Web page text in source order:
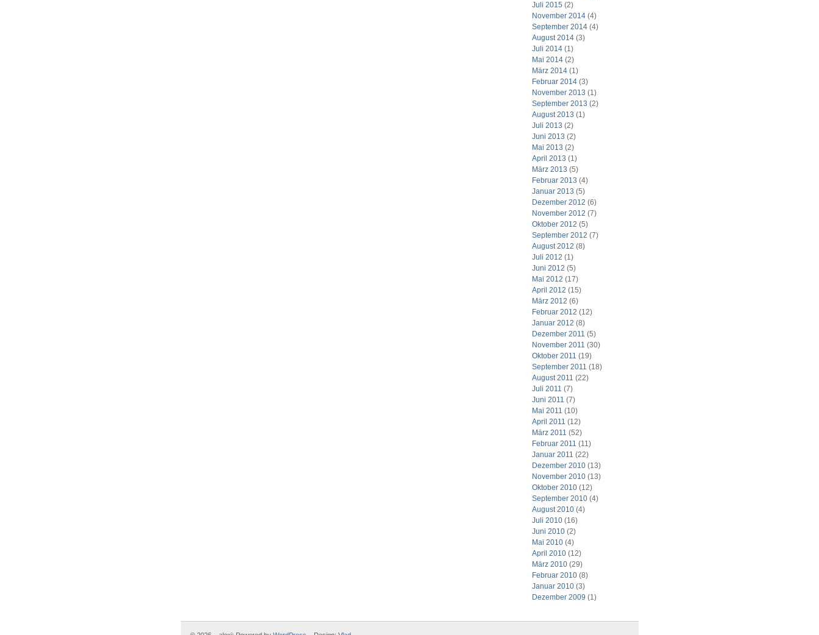
Juli 2015 (2)
November 2014(4)
September 2014(4)
August 2014(3)
Juli 2014(1)
Mai 2014(2)
März 2014(1)
Februar 2014(3)
November 2013 (1)
September 2013 (2)
August 2013 (1)
Juli 2013 (2)
Juni 2013 (2)
Mai 2013 (2)
April 2013 (1)
März 2013 (5)
Februar 2013 (4)
Januar 2013 (5)
Dezember 2012 (6)
November 2012 (7)
Oktober 2012 (5)
September 2012 (7)
August 2012 (8)
Juli 2012 (1)
Juni 2012 (5)
Mai 2012 (17)
April 2012 (15)
März 2012 (6)
Februar 2012 (12)
Januar 2012 (8)
Dezember 2011 (5)
November 2011 (30)
Oktober 2011 (19)
September 2011 (18)
August 2011 (22)
Juli 2011 (7)
Juni 2011 (7)
Mai 2011 (10)
April 2011 (12)
März 2011 (52)
Februar 2011 (11)
Januar 2011 (22)
Dezember 2010(13)
November 2010(13)
Oktober 2010(12)
September 2010(4)
August 2010(4)
Juli 2010(16)
Juni 2010(2)
Mai 2010(4)
April 2010(12)
März 2010(29)
Februar 2010(8)
Januar 2010(3)
Dezember 2009 (1)